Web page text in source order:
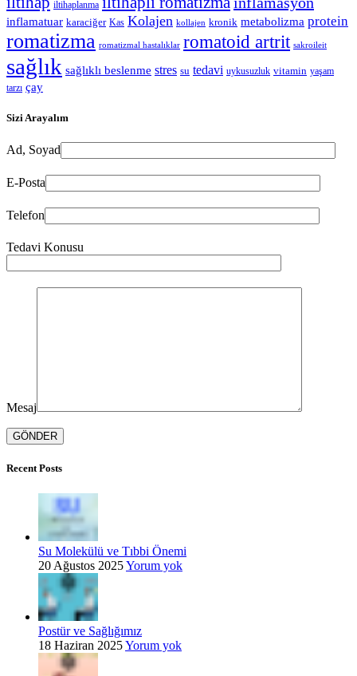
iltihaplanma
inflamatuar karaciğer Kas Kolajen kollajen kronik metabolizma protein
romatizma romatizmal hastalıklar romatoid artrit sakroileit
sağlık sağlıklı beslenme stres su tedavi uykusuzluk vitamin yaşam
tarzı çay
Sizi Arayalım
Ad, Soyad
E-Posta
Telefon
Tedavi Konusu
Mesaj
Recent Posts
Su Molekülü ve Tıbbi Önemi
20 Ağustos 2025Yorum yok
Postür ve Sağlığımız
18 Haziran 2025Yorum yok